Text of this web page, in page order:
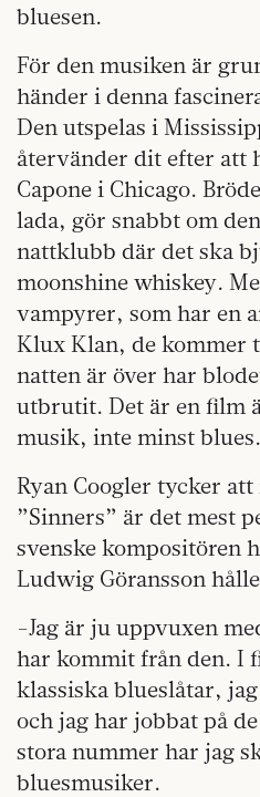
bluesen.
För den musiken är
händer i denna
Den utspelas i
återvänder dit efter att
Capone i Chicago.
lada, gör snabbt om
nattklubb där det ska
moonshine whiskey.
vampyrer, som har en
Klux Klan, de kommer
natten är över har
utbrutit. Det är en film
musik, inte minst blues.
Ryan Coogler tycker
”Sinners” är det mest
svenske kompositören
Ludwig Göransson
-Jag är ju uppvuxen
har kommit från den. I
klassiska blueslåtar,
och jag har jobbat på
stora nummer har jag
bluesmusiker.